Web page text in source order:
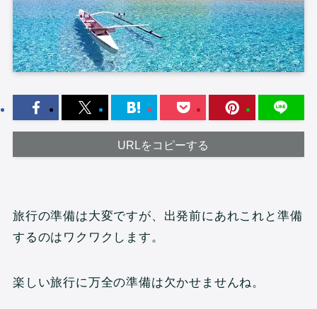
URLをコピーする
旅行の準備は大変ですが、出発前にあれこれと準備
するのはワクワクします。
楽しい旅行に万全の準備は欠かせませんね。